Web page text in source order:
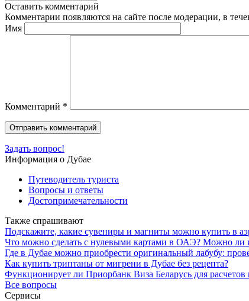
Оставить комментарий
Комментарии появляются на сайте после модерации, в
Имя
Комментарий *
Задать вопрос!
Информация о Дубае
Путеводитель туриста
Вопросы и ответы
Достопримечательности
Также спрашивают
Подскажите, какие сувениры и магниты можно купить в
Что можно сделать с нулевыми картами в ОАЭ? Можно ли
Где в Дубае можно приобрести оригинальный лабубу:
Как купить триптаны от мигрени в Дубае без рецепта?
Функционирует ли Приорбанк Виза Беларусь для
Все вопросы
Сервисы